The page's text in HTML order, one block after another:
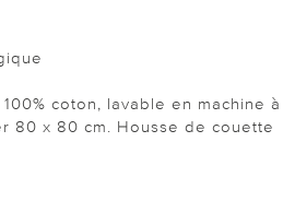
coton, lavable en machine à
80 x 80 cm. Housse de couette